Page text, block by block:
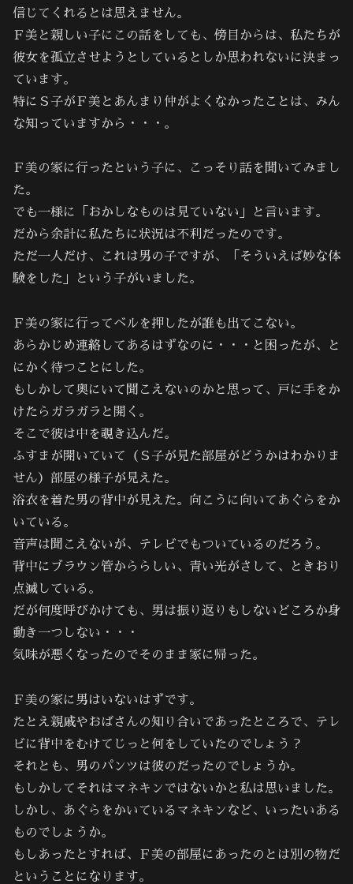
信じてくれるとは思えません。
Ｆ美と親しい子にこの話をしても、傍目からは、私たちが
彼女を孤立させようとしているとしか思われないに決まっ
ています。
特にＳ子がＦ美とあんまり仲がよくなかったことは、みん
な知っていますから・・・。
Ｆ美の家に行ったという子に、こっそり話を聞いてみまし
た。
でも一様に「おかしなものは見ていない」と言います。
だから余計に私たちに状況は不利だったのです。
ただ一人だけ、これは男の子ですが、「そういえば妙な体
験をした」という子がいました。
Ｆ美の家に行ってベルを押したが誰も出てこない。
あらかじめ連絡してあるはずなのに・・・と困ったが、と
にかく待つことにした。
もしかして奥にいて聞こえないのかと思って、戸に手をか
けたらガラガラと開く。
そこで彼は中を覗き込んだ。
ふすまが開いていて（Ｓ子が見た部屋がどうかはわかりま
せん）部屋の様子が見えた。
浴衣を着た男の背中が見えた。向こうに向いてあぐらをか
いている。
音声は聞こえないが、テレビでもついているのだろう。
背中にブラウン管かららしい、青い光がさして、ときおり
点滅している。
だが何度呼びかけても、男は振り返りもしないどころか身
動き一つしない・・・
気味が悪くなったのでそのまま家に帰った。
Ｆ美の家に男はいないはずです。
たとえ親戚やおばさんの知り合いであったところで、テレ
ビに背中をむけてじっと何をしていたのでしょう？
それとも、男のパンツは彼のだったのでしょうか。
もしかしてそれはマネキンではないかと私は思いました。
しかし、あぐらをかいているマネキンなど、いったいある
ものでしょうか。
もしあったとすれば、Ｆ美の部屋にあったのとは別の物だ
ということになります。